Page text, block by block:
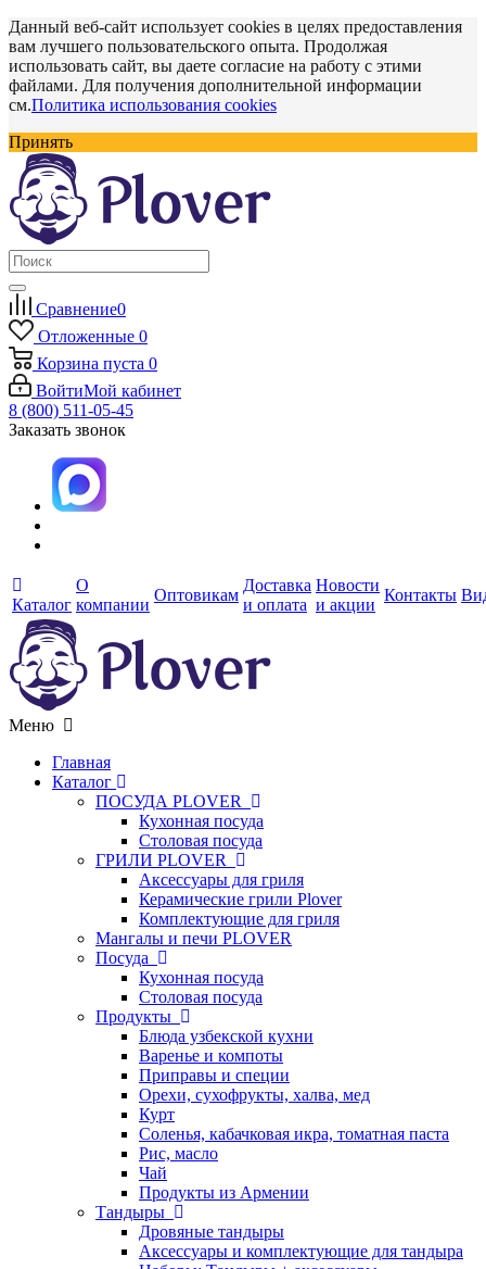
Данный веб-сайт использует cookies в целях предоставления
вам лучшего пользовательского опыта. Продолжая
использовать сайт, вы даете согласие на работу с этими
файлами. Для получения дополнительной информации
см.Политика использования cookies
Принять
Сравнение0
Отложенные 0
Корзина пуста 0
ВойтиМой кабинет
8 (800) 511-05-45
Заказать звонок
Каталог
О
компании
Оптовикам
Доставка
и оплата
Новости
и акции
Контакты
Меню
Главная
Каталог
ПОСУДА PLOVER
Кухонная посуда
Столовая посуда
ГРИЛИ PLOVER
Аксессуары для гриля
Керамические грили Plover
Комплектующие для гриля
Мангалы и печи PLOVER
Посуда
Кухонная посуда
Столовая посуда
Продукты
Блюда узбекской кухни
Варенье и компоты
Приправы и специи
Орехи, сухофрукты, халва, мед
Курт
Соленья, кабачковая икра, томатная паста
Рис, масло
Чай
Продукты из Армении
Тандыры
Дровяные тандыры
Аксессуары и комплектующие для тандыра